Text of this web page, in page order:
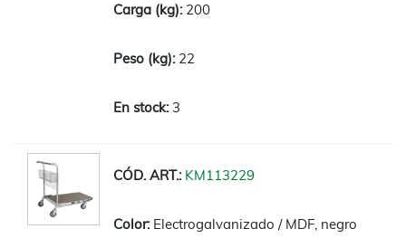
200
22
3
KM113229
Electrogalvanizado / MDF, negro